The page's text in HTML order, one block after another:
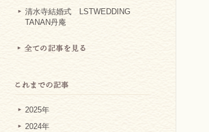
清水寺結婚式 LSTWEDDING
TANAN丹庵
2025年
2024年